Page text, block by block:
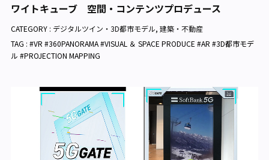
ワイトキューブ 空間・コンテンツプロデュース
CATEGORY : デジタルツイン・3D都市モデル, 建築・不動産
TAG : #VR #360PANORAMA #VISUAL ＆ SPACE PRODUCE #AR #3D都市モデ
ル #PROJECTION MAPPING